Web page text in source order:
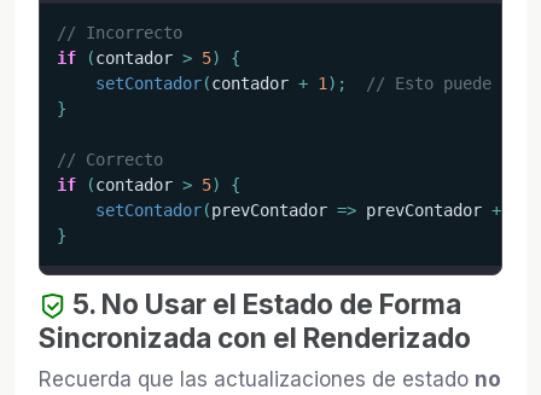
// Incorrecto
if
(contador > 5)
{
setContador(contador + 1 ) ;
// Esto puede no
}
// Correcto
if
(contador > 5)
{
setContador(prevContador => prevContador +
}
5. No Usar el Estado de Forma
Sincronizada con el Renderizado
Recuerda que las actualizaciones de estado no